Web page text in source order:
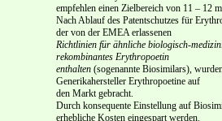
empfehlen einen Zielbereich von 11 – 12
Nach Ablauf des Patentschutzes für
der von der EMEA erlassenen
Richtlinien für ähnliche biologisch-
rekombinantes Erythropoetin
enthalten (sogenannte Biosimilars),
Generikahersteller Erythropoetine auf
den Markt gebracht.
Durch konsequente Einstellung auf
erhebliche Kosten eingespart werden.